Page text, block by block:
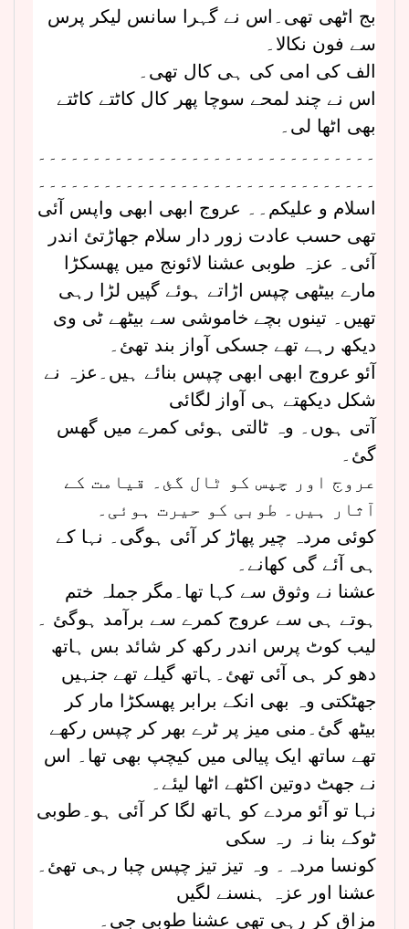
بج اٹھی تھی۔اس نے گہرا سانس لیکر پرس
سے فون نکالا۔
الف کی امی کی ہی کال تھی۔
اس نے چند لمحے سوچا پھر کال کاٹتے کاٹتے
بھی اٹھا لی۔
۔۔۔۔۔۔۔۔۔۔۔۔۔۔۔۔۔۔۔۔۔۔۔۔۔۔۔۔۔۔۔
۔۔۔۔۔۔۔۔۔۔۔۔۔۔۔۔۔۔۔۔۔۔۔۔۔۔۔۔۔۔۔
اسلام و علیکم۔۔ عروج ابھی ابھی واپس آئی
تھی حسب عادت زور دار سلام جھاڑتئ اندر
آئی۔ عزہ طوبی عشنا لائونج میں پھسکڑا
مارے بیٹھی چپس اڑاتے ہوئے گپیں لڑا رہی
تھیں۔ تینوں بچے خاموشی سے بیٹھے ٹی وی
دیکھ رہے تھے جسکی آواز بند تھئ۔
آئو عروج ابھی ابھی چپس بنائے ہیں۔عزہ نے
شکل دیکھتے ہی آواز لگائی
آتی ہوں۔ وہ ٹالتی ہوئی کمرے میں گھس
گئ۔
عروج اور چپس کو ٹال گئ۔ قیامت کے
آثار ہیں۔ طوبی کو حیرت ہوئی۔
کوئی مردہ چیر پھاڑ کر آئی ہوگی۔ نہا کے
ہی آئے گی کھانے۔
عشنا نے وثوق سے کہا تھا۔مگر جملہ ختم
ہوتے ہی سے عروج کمرے سے برآمد ہوگئ ۔
لیب کوٹ پرس اندر رکھ کر شائد بس ہاتھ
دھو کر ہی آئی تھئ۔ہاتھ گیلے تھے جنہیں
جھٹکتی وہ بھی انکے برابر پھسکڑا مار کر
بیٹھ گئ۔منی میز پر ٹرے بھر کر چپس رکھے
تھے ساتھ ایک پیالی میں کیچپ بھی تھا۔ اس
نے جھٹ دوتین اکٹھے اٹھا لیئے۔
نہا تو آئو مردے کو ہاتھ لگا کر آئی ہو۔طوبی
ٹوکے بنا نہ رہ سکی
کونسا مردہ۔ وہ تیز تیز چپس چبا رہی تھئ۔
عشنا اور عزہ ہنسنے لگیں
مزاق کر رہی تھی عشنا طوبی جی۔